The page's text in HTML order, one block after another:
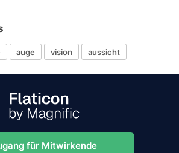
auge vision aussicht
für Mitwirkende